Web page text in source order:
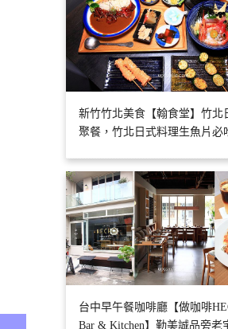
新竹竹北美食【翰食堂】竹北
聚餐，竹北日式料理生魚片必
台中早午餐咖啡廳【做咖啡
Bar & Kitchen】勤美誠品旁老